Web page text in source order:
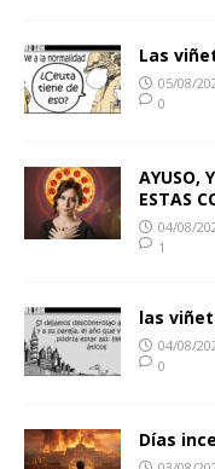
Las
05/08/
0
AYUSO,
ESTAS
04/08/
1
las
04/08/
0
Días